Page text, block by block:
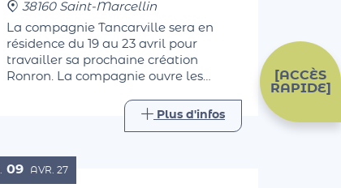
[ACCÈS
RAPIDE]
38160 Saint-Marcellin
La compagnie Tancarville sera en
résidence du 19 au 23 avril pour
travailler sa prochaine création
Ronron. La compagnie ouvre les
permettre de les observer pendant
Plus d'infos
09 AVR. 27